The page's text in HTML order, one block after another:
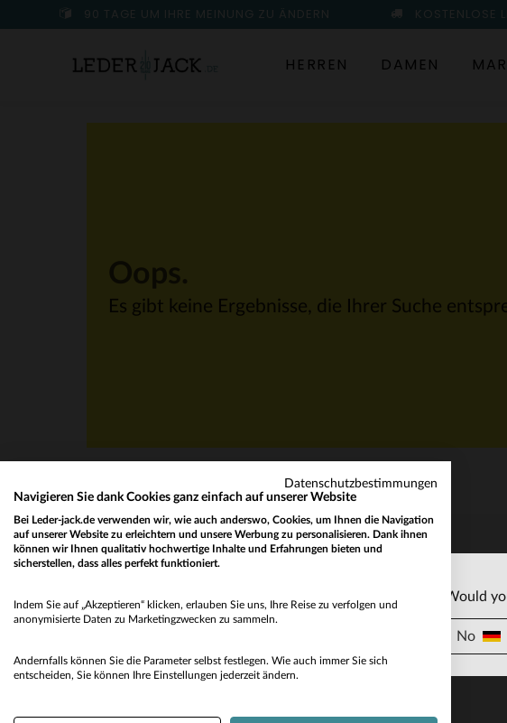
90 TAGE UM IHRE MEINUNG ZU ÄNDERN KOSTENLOSE
HERREN DAMEN
Es gibt keine Ergebnisse, die Ihrer Suche
Erhalten Sie per E-Mail unsere Aktionen und guten
OK
per
Would
No
Datenschutzbestimmungen
Navigieren Sie dank Cookies ganz einfach auf unserer Website
Bei Leder-jack.de verwenden wir, wie auch anderswo, Cookies, um Ihnen die Navigation
auf unserer Website zu erleichtern und unsere Werbung zu personalisieren. Dank ihnen
können wir Ihnen qualitativ hochwertige Inhalte und Erfahrungen bieten und
sicherstellen, dass alles perfekt funktioniert.
Indem Sie auf „Akzeptieren“ klicken, erlauben Sie uns, Ihre Reise zu verfolgen und
anonymisierte Daten zu Marketingzwecken zu sammeln.
Andernfalls können Sie die Parameter selbst festlegen. Wie auch immer Sie sich
entscheiden, Sie können Ihre Einstellungen jederzeit ändern.